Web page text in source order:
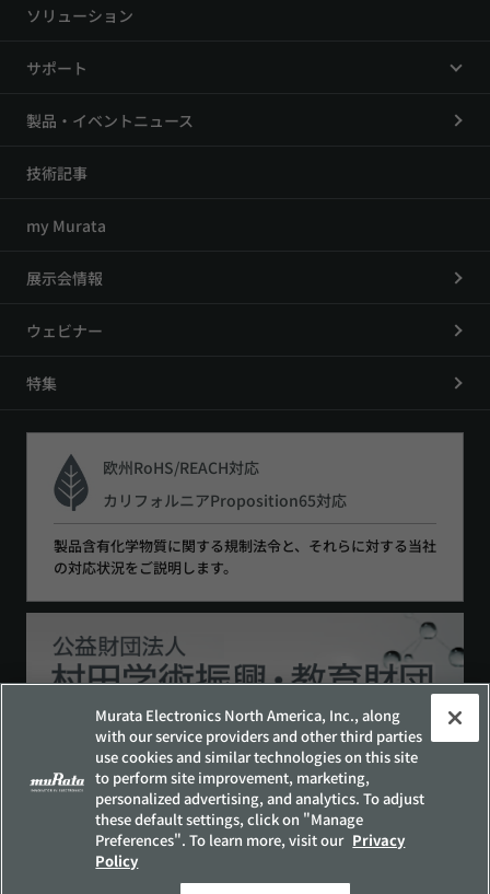
ソリューション
サポート
製品・イベントニュース
技術記事
my Murata
展示会情報
ウェビナー
特集
欧州RoHS/REACH対応
カリフォルニアProposition65対応
製品含有化学物質に関する規制法令と、それらに対する当社
の対応状況をご説明します。
サイトポリシー
ソーシャルメディアポリシー
個人情報保護方針
お客様の個人情報の取り扱いについて
サイトマップ
Murata Electronics North America, Inc., along
with our service providers and other third parties
use cookies and similar technologies on this site
to perform site improvement, marketing,
personalized advertising, and analytics. To adjust
these default settings, click on "Manage
Preferences". To learn more, visit our Privacy
Policy